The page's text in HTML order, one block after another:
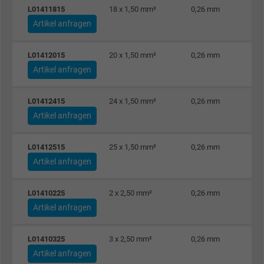
Laufzeit 15 Minuten
Zweck
Mithilfe dieser ID kann Google den Nutzer
verschiedenen Websites
personalisierte Werbung anzeigen.
Name
Google Ad Conversion Tracking
Laufzeit Persistent
Zweck Dies ist ein Conversion Tracking-Service.
L01411815 18 x 1,50 mm² 0,26 mm
Artikel anfragen
L01412015 20 x 1,50 mm² 0,26 mm
Artikel anfragen
L01412415 24 x 1,50 mm² 0,26 mm
Artikel anfragen
L01412515 25 x 1,50 mm² 0,26 mm
Artikel anfragen
L01410225 2 x 2,50 mm² 0,26 mm
Artikel anfragen
L01410325 3 x 2,50 mm² 0,26 mm
Artikel anfragen